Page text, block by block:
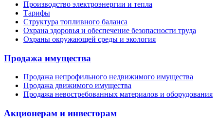
Производство электроэнергии и тепла
Тарифы
Структура топливного баланса
Охрана здоровья и обеспечение безопасности труда
Охраны окружающей среды и экология
Продажа имущества
Продажа непрофильного недвижимого имущества
Продажа движимого имущества
Продажа невостребованных материалов и оборудования
Акционерам и инвесторам